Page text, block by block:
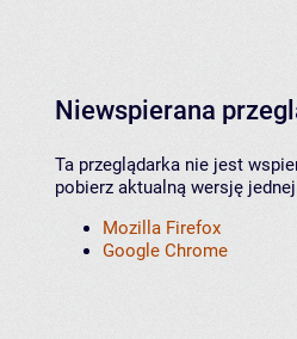
Niewspierana
Ta przeglądarka nie jest
pobierz aktualną wersję
Mozilla Firefox
Google Chrome